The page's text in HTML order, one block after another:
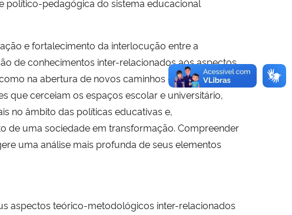
político-pedagógica do sistema educacional
e fortalecimento da interlocução entre a
de conhecimentos inter-relacionados aos aspectos
na abertura de novos caminhos e perspectivas
que cerceiam os espaços escolar e universitário,
no âmbito das políticas educativas e,
de uma sociedade em transformação. Compreender
uma análise mais profunda de seus elementos
aspectos teórico-metodológicos inter-relacionados